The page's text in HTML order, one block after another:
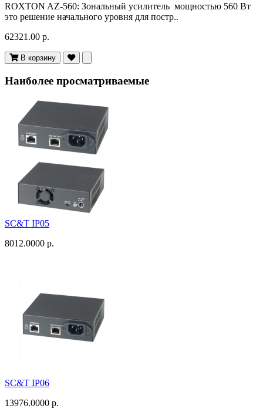
ROXTON AZ-560: Зональный усилитель мощностью 560 Вт
это решение начального уровня для постр..
62321.00 р.
В корзину
Наиболее просматриваемые
SC&T IP05
8012.0000 р.
SC&T IP06
13976.0000 р.